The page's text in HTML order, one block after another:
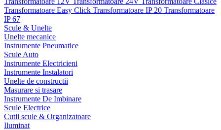
Transformatoare Easy Click Transformatoare IP 20 Transformatoare
IP 67
Scule & Unelte
Unelte mecanice
Instrumente Pneumatice
Scule Auto
Instrumente Electricieni
Instrumente Instalatori
Unelte de constructii
Masurare si trasare
Instrumente De Imbinare
Scule Electrice
Cutii scule & Organizatoare
Iluminat